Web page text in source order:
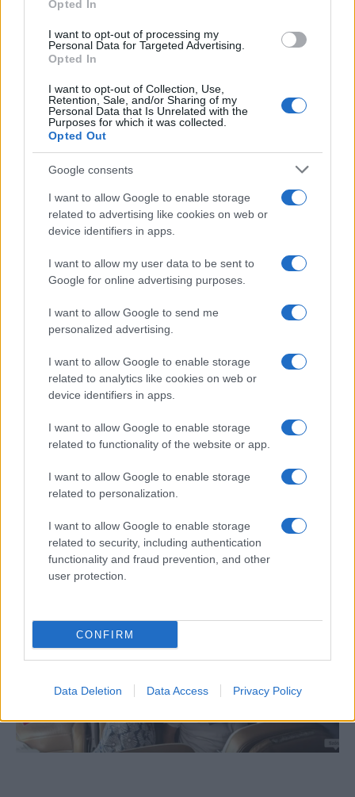
Opted In
I want to opt-out of processing my
Personal Data for Targeted Advertising.
Opted In
I want to opt-out of Collection, Use,
Retention, Sale, and/or Sharing of my
Personal Data that Is Unrelated with the
Purposes for which it was collected.
Opted Out
Google consents
I want to allow Google to enable storage
related to advertising like cookies on web or
device identifiers in apps.
I want to allow my user data to be sent to
Google for online advertising purposes.
I want to allow Google to send me
personalized advertising.
I want to allow Google to enable storage
related to analytics like cookies on web or
device identifiers in apps.
I want to allow Google to enable storage
related to functionality of the website or app.
I want to allow Google to enable storage
related to personalization.
I want to allow Google to enable storage
related to security, including authentication
functionality and fraud prevention, and other
user protection.
CONFIRM
Data Deletion Data Access Privacy Policy
főtanácsadója volt, mindeközben,
mint az a hvg-hu írásából
kiderült, kuruc.infós és más
rasszista posztokatosztott meg
Facebookon.
2014-ben már a köztévé vallási műsorainak
főszerkesztője volt, ám az egyházak
nyomására, „nyíltan kirekesztő és antiszemita
megjegyzései” miattmenesztették
posztról.
Az M5 csatorna élére történő kinevezésekor, a
Bartók rádión Siklósi Beatrix tagadta, hogy
antiszemita volna. „Ez az antiszemita vád,
amiről lehet olvasni, a leghatározottabban
szeretném visszautasítani. Azt hiszem,
elérkezett ma már Magyarországon az az idő,
amikor ezt fegyverként használni emberekkel
szemben nem lehet. „